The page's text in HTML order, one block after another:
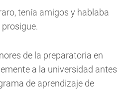
tenía amigos y hablaba
de la preparatoria en
a la universidad antes
de aprendizaje de